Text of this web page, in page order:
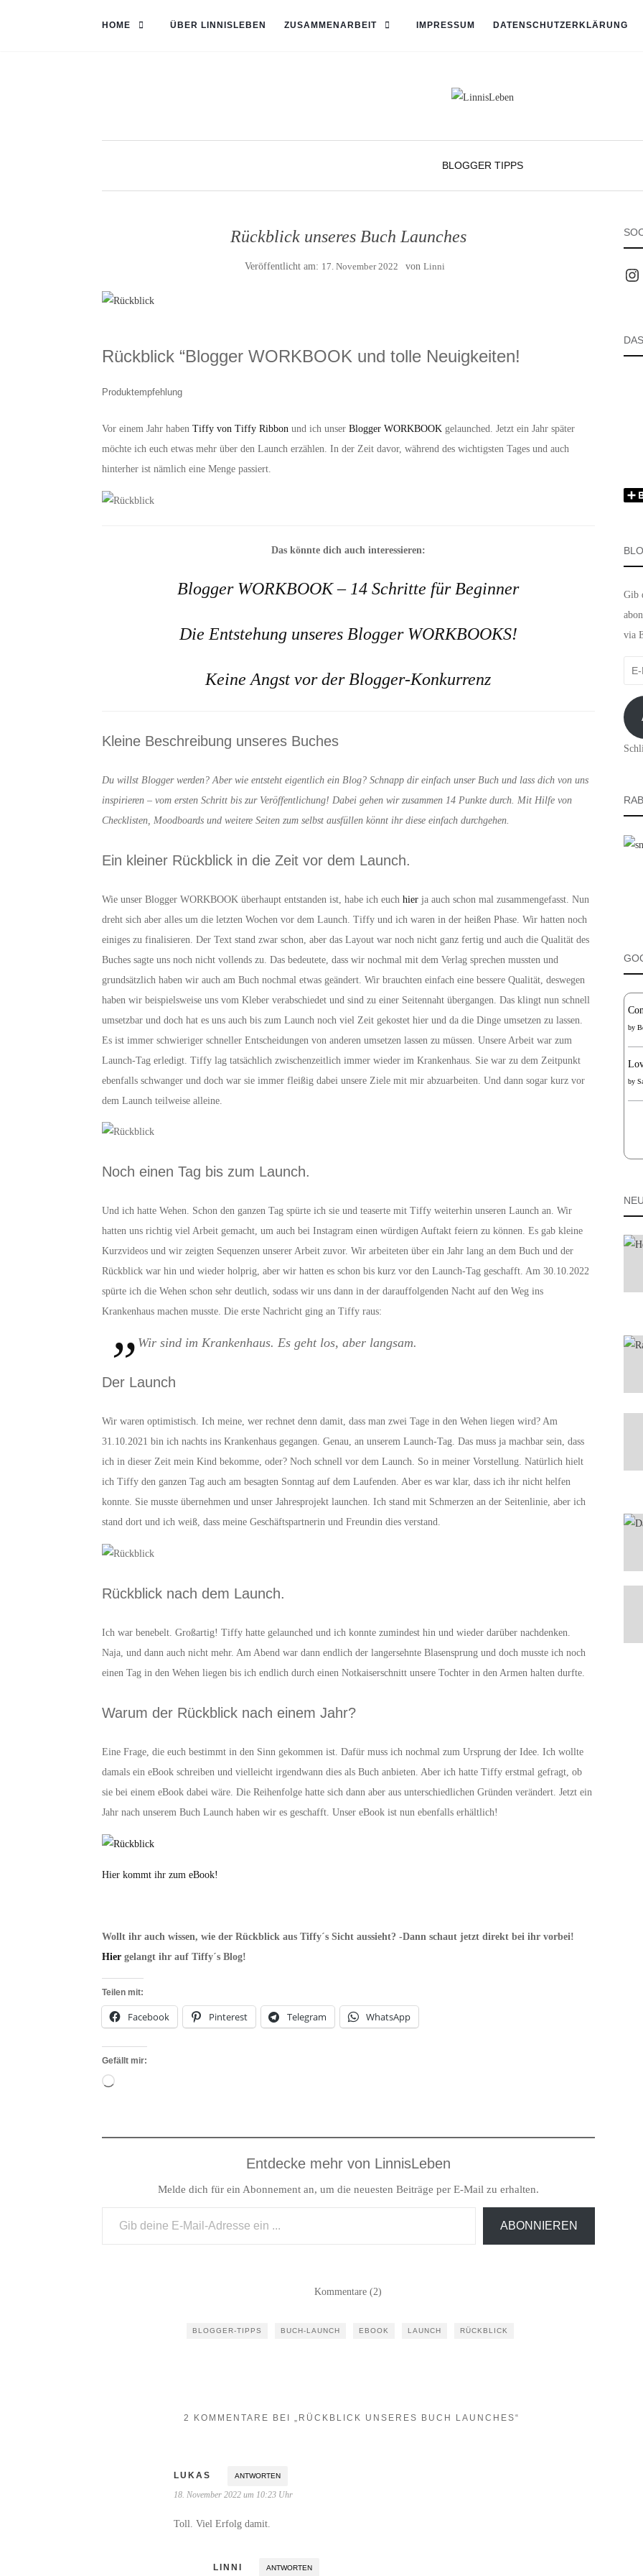
HOME ÜBER LINNISLEBEN ZUSAMMENARBEIT IMPRESSUM DATENSCHUTZERKLÄRUNG
BLOGGER TIPPS
Rückblick unseres Buch Launches
Veröffentlicht am: 17. November 2022 von Linni
Rückblick “Blogger WORKBOOK und tolle Neuigkeiten!
Produktempfehlung
Vor einem Jahr haben Tiffy von Tiffy Ribbon und ich unser Blogger WORKBOOK gelaunched. Jetzt ein Jahr später
möchte ich euch etwas mehr über den Launch erzählen. In der Zeit davor, während des wichtigsten Tages und auch
hinterher ist nämlich eine Menge passiert.
Das könnte dich auch interessieren:
Blogger WORKBOOK – 14 Schritte für Beginner
Die Entstehung unseres Blogger WORKBOOKS!
Keine Angst vor der Blogger-Konkurrenz
Kleine Beschreibung unseres Buches
Du willst Blogger werden? Aber wie entsteht eigentlich ein Blog? Schnapp dir einfach unser Buch und lass dich von uns
inspirieren – vom ersten Schritt bis zur Veröffentlichung! Dabei gehen wir zusammen 14 Punkte durch. Mit Hilfe von
Checklisten, Moodboards und weitere Seiten zum selbst ausfüllen könnt ihr diese einfach durchgehen.
Ein kleiner Rückblick in die Zeit vor dem Launch.
Wie unser Blogger WORKBOOK überhaupt entstanden ist, habe ich euch hier ja auch schon mal zusammengefasst. Nun
dreht sich aber alles um die letzten Wochen vor dem Launch. Tiffy und ich waren in der heißen Phase. Wir hatten noch
einiges zu finalisieren. Der Text stand zwar schon, aber das Layout war noch nicht ganz fertig und auch die Qualität des
Buches sagte uns noch nicht vollends zu. Das bedeutete, dass wir nochmal mit dem Verlag sprechen mussten und
grundsätzlich haben wir auch am Buch nochmal etwas geändert. Wir brauchten einfach eine bessere Qualität, deswegen
haben wir beispielsweise uns vom Kleber verabschiedet und sind zu einer Seitennaht übergangen. Das klingt nun schnell
umsetzbar und doch hat es uns auch bis zum Launch noch viel Zeit gekostet hier und da die Dinge umsetzen zu lassen.
Es ist immer schwieriger schneller Entscheidungen von anderen umsetzen lassen zu müssen. Unsere Arbeit war zum
Launch-Tag erledigt. Tiffy lag tatsächlich zwischenzeitlich immer wieder im Krankenhaus. Sie war zu dem Zeitpunkt
ebenfalls schwanger und doch war sie immer fleißig dabei unsere Ziele mit mir abzuarbeiten. Und dann sogar kurz vor
dem Launch teilweise alleine.
Noch einen Tag bis zum Launch.
Und ich hatte Wehen. Schon den ganzen Tag spürte ich sie und teaserte mit Tiffy weiterhin unseren Launch an. Wir
hatten uns richtig viel Arbeit gemacht, um auch bei Instagram einen würdigen Auftakt feiern zu können. Es gab kleine
Kurzvideos und wir zeigten Sequenzen unserer Arbeit zuvor. Wir arbeiteten über ein Jahr lang an dem Buch und der
Rückblick war hin und wieder holprig, aber wir hatten es schon bis kurz vor den Launch-Tag geschafft. Am 30.10.2022
spürte ich die Wehen schon sehr deutlich, sodass wir uns dann in der darauffolgenden Nacht auf den Weg ins
Krankenhaus machen musste. Die erste Nachricht ging an Tiffy raus:
Wir sind im Krankenhaus. Es geht los, aber langsam.
Der Launch
Wir waren optimistisch. Ich meine, wer rechnet denn damit, dass man zwei Tage in den Wehen liegen wird? Am
31.10.2021 bin ich nachts ins Krankenhaus gegangen. Genau, an unserem Launch-Tag. Das muss ja machbar sein, dass
ich in dieser Zeit mein Kind bekomme, oder? Noch schnell vor dem Launch. So in meiner Vorstellung. Natürlich hielt
ich Tiffy den ganzen Tag auch am besagten Sonntag auf dem Laufenden. Aber es war klar, dass ich ihr nicht helfen
konnte. Sie musste übernehmen und unser Jahresprojekt launchen. Ich stand mit Schmerzen an der Seitenlinie, aber ich
stand dort und ich weiß, dass meine Geschäftspartnerin und Freundin dies verstand.
Rückblick nach dem Launch.
Ich war benebelt. Großartig! Tiffy hatte gelaunched und ich konnte zumindest hin und wieder darüber nachdenken.
Naja, und dann auch nicht mehr. Am Abend war dann endlich der langersehnte Blasensprung und doch musste ich noch
einen Tag in den Wehen liegen bis ich endlich durch einen Notkaiserschnitt unsere Tochter in den Armen halten durfte.
Warum der Rückblick nach einem Jahr?
Eine Frage, die euch bestimmt in den Sinn gekommen ist. Dafür muss ich nochmal zum Ursprung der Idee. Ich wollte
damals ein eBook schreiben und vielleicht irgendwann dies als Buch anbieten. Aber ich hatte Tiffy erstmal gefragt, ob
sie bei einem eBook dabei wäre. Die Reihenfolge hatte sich dann aber aus unterschiedlichen Gründen verändert. Jetzt ein
Jahr nach unserem Buch Launch haben wir es geschafft. Unser eBook ist nun ebenfalls erhältlich!
Hier kommt ihr zum eBook!
Wollt ihr auch wissen, wie der Rückblick aus Tiffy´s Sicht aussieht? -Dann schaut jetzt direkt bei ihr vorbei!
Hier gelangt ihr auf Tiffy´s Blog!
Teilen mit:
Facebook Pinterest Telegram WhatsApp
Gefällt mir:
Wird
Entdecke mehr von LinnisLeben
Melde dich für ein Abonnement an, um die neuesten Beiträge per E-Mail zu erhalten.
ABONNIEREN
Kommentare (2)
BLOGGER-TIPPS BUCH-LAUNCH EBOOK LAUNCH RÜCKBLICK
2 KOMMENTARE BEI „RÜCKBLICK UNSERES BUCH LAUNCHES“
LUKAS ANTWORTEN
18. November 2022 um 10:23 Uhr
Toll. Viel Erfolg damit.
LINNI ANTWORTEN
Gib
via
E-
by
by